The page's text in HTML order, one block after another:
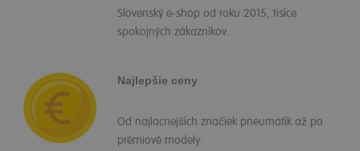
Slovenský e-shop od roku 2015, tisíce
spokojných zákazníkov.
Najlepšie ceny
Od najlacnejších značiek pneumatík až po
prémiové modely.